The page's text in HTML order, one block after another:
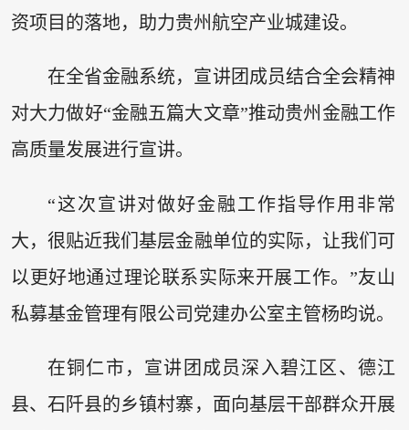
资项目的落地，助力贵州航空产业城建设。
在全省金融系统，宣讲团成员结合全会精神
对大力做好“金融五篇大文章”推动贵州金融工作
高质量发展进行宣讲。
“这次宣讲对做好金融工作指导作用非常
大，很贴近我们基层金融单位的实际，让我们可
以更好地通过理论联系实际来开展工作。”友山
私募基金管理有限公司党建办公室主管杨昀说。
在铜仁市，宣讲团成员深入碧江区、德江
县、石阡县的乡镇村寨，面向基层干部群众开展